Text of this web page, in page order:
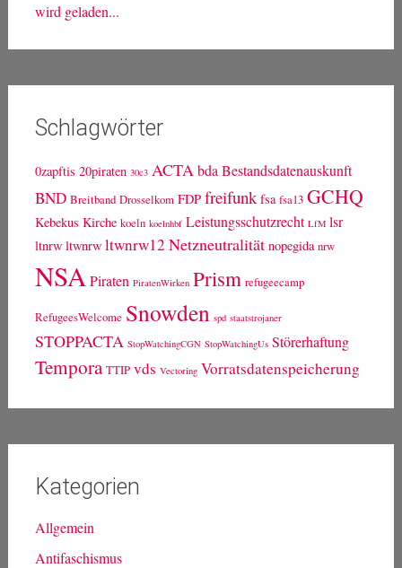
wird geladen...
Schlagwörter
0zapftis 20piraten 30c3 ACTA bda Bestandsdatenauskunft
BND Breitband Drosselkom FDP freifunk fsa fsa13 GCHQ
Kebekus Kirche koeln koelnhbf Leistungsschutzrecht LfM lsr
ltnrw ltwnrw ltwnrw12 Netzneutralität nopegida nrw
NSA Piraten PiratenWirken Prism refugeecamp
RefugeesWelcome Snowden spd staatstrojaner
STOPPACTA StopWatchingCGN StopWatchingUs Störerhaftung
Tempora TTIP vds Vectoring Vorratsdatenspeicherung
Kategorien
Allgemein
Antifaschismus